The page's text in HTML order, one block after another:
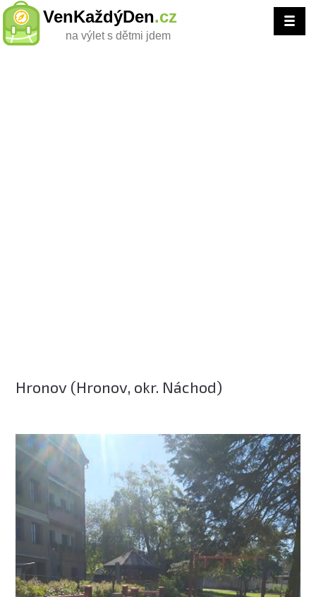
VenKaždýDen.cz
na výlet s dětmi jdem
Hronov (Hronov, okr. Náchod)